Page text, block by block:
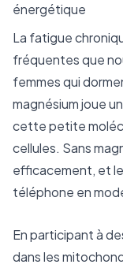
énergétique
La fatigue
fréquentes que
femmes qui
magnésium joue
cette petite
cellules. Sans
efficacement, et
téléphone en
En participant à
dans les